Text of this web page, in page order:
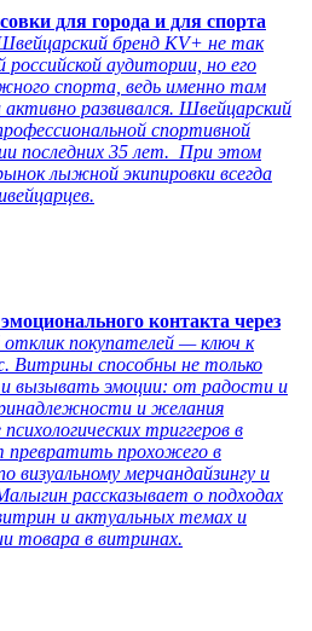
для города и для спорта
бренд KV+ не так
аудитории, но его
спорта, ведь именно там
развивался. Швейцарский
спортивной
последних 35 лет. При этом
лыжной экипировки всегда
контакта через
покупателей — ключ к
Витрины способны не только
и вызывать эмоции: от радости и
и желания
триггеров в
превратить прохожего в
визуальному мерчандайзингу и
рассказывает о подходах
и актуальных темах и
товара в витринах.